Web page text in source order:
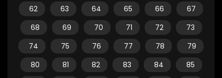
62
63 64 65 66
67
68
69 70 71 72
73
74
75 76 77 78
79
80
81 82 83 84
85